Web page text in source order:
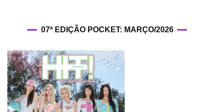
07ª EDIÇÃO POCKET: MARÇO/2026